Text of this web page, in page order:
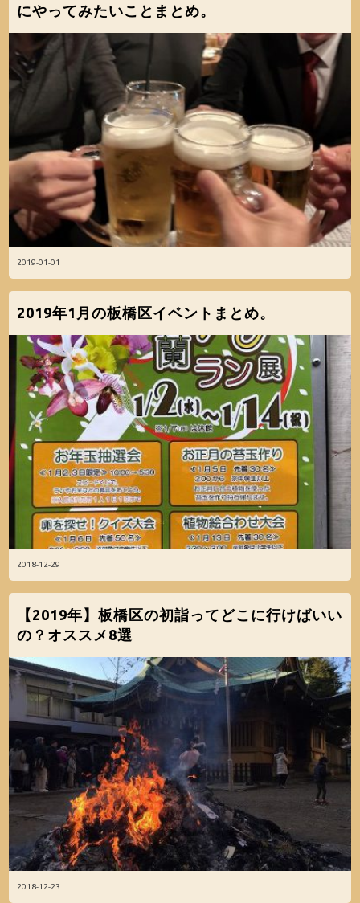
2019-01-01
にやってみたいことまとめ。
2018-12-29
2019年1月の板橋区イベントまとめ。
2018-12-23
【2019年】板橋区の初詣ってどこに行けばいい
の？オススメ8選